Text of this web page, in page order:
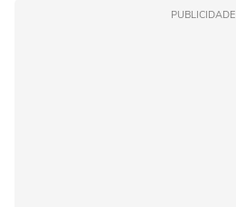
PUBLICIDADE